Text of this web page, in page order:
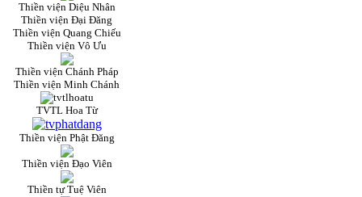
Thiền viện Diệu Nhân
Thiền viện Đại Đăng
Thiền viện Quang Chiếu
Thiền viện Vô Ưu
Thiền viện Chánh Pháp
Thiền viện Minh Chánh
TVTL Hoa Từ
Thiền viện Phật Đăng
Thiền viện Đạo Viên
Thiền tự Tuệ Viên